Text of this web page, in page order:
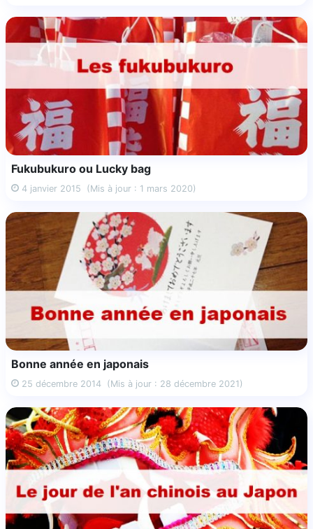
Fukubukuro ou Lucky bag
4 janvier 2015 (Mis à jour : 1 mars 2020)
Bonne année en japonais
25 décembre 2014 (Mis à jour : 28 décembre 2021)